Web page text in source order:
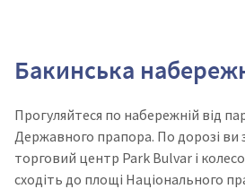
Бакинська
Прогуляйтеся по набережній від
Державного прапора. По дорозі ви
торговий центр Park Bulvar і колесо
сходіть до площі Національного